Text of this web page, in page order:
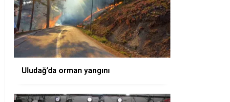
Uludağ’da orman yangını